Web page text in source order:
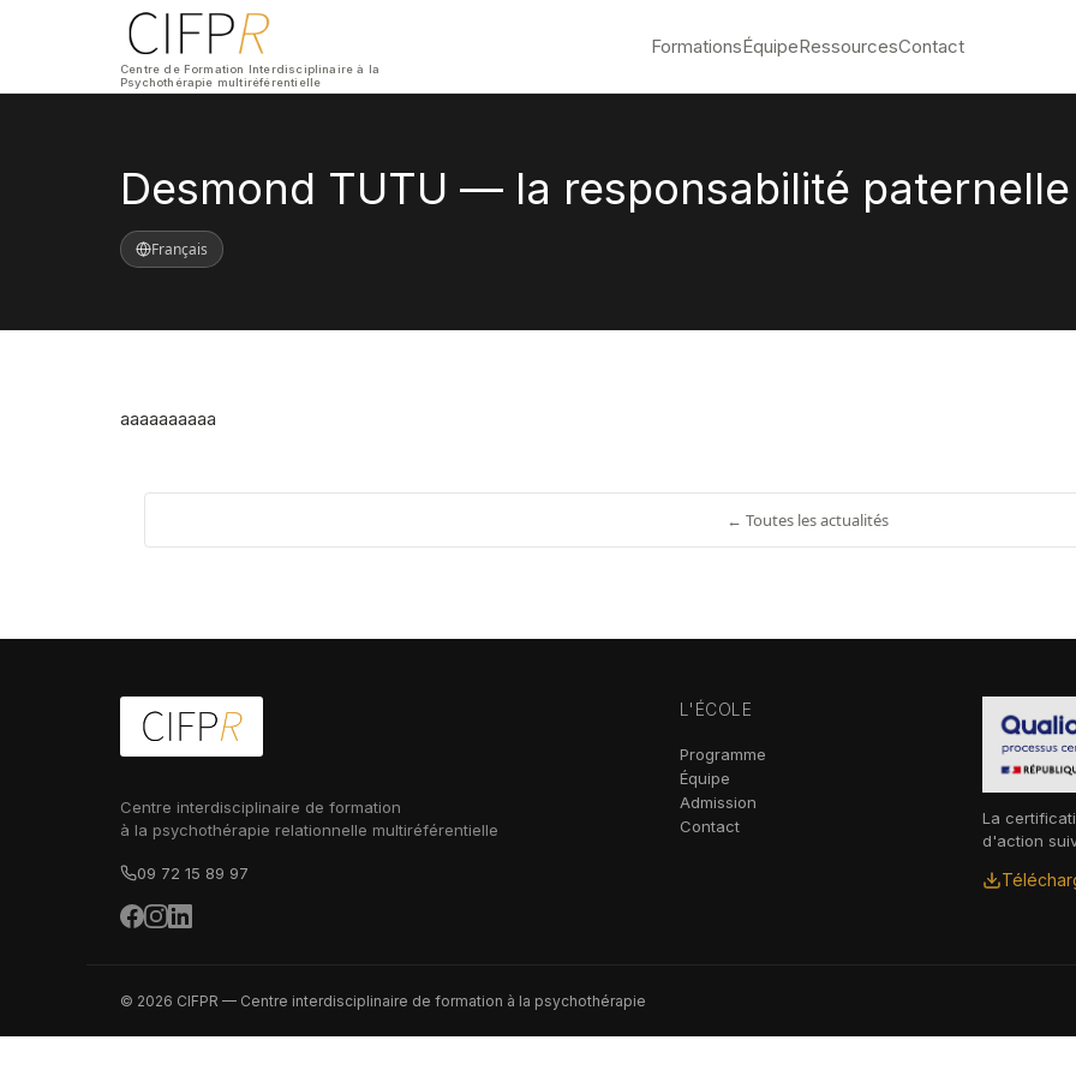
Centre de Formation Interdisciplinaire à la
Psychothérapie multiréférentielle
FormationsÉquipeRessourcesContact
Desmond TUTU — la responsabilité paternelle
Français
aaaaaaaaaa
← Toutes les actualités
Centre interdisciplinaire de formation
à la psychothérapie relationnelle multiréférentielle
09 72 15 89 97
L'ÉCOLE
Programme
Équipe
Admission
Contact
La
d'action
© 2026 CIFPR — Centre interdisciplinaire de formation à la psychothérapie